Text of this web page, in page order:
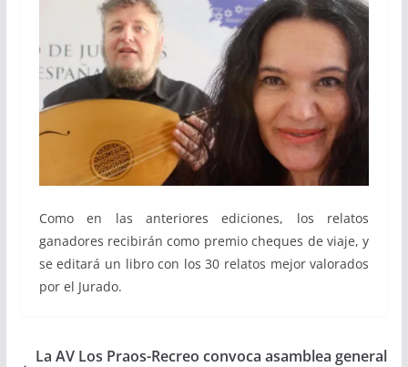
Como en las anteriores ediciones, los relatos
ganadores recibirán como premio cheques de viaje, y
se editará un libro con los 30 relatos mejor valorados
por el Jurado.
La AV Los Praos-Recreo convoca asamblea general